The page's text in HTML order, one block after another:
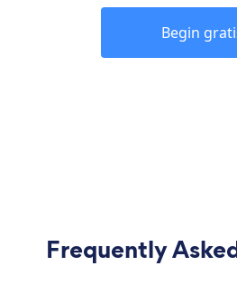
Begin
Frequently